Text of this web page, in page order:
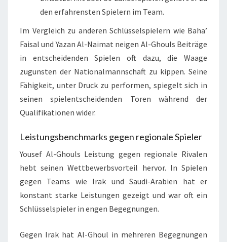
den erfahrensten Spielern im Team.
Im Vergleich zu anderen Schlüsselspielern wie Baha’
Faisal und Yazan Al-Naimat neigen Al-Ghouls Beiträge
in entscheidenden Spielen oft dazu, die Waage
zugunsten der Nationalmannschaft zu kippen. Seine
Fähigkeit, unter Druck zu performen, spiegelt sich in
seinen spielentscheidenden Toren während der
Qualifikationen wider.
Leistungsbenchmarks gegen regionale Spieler
Yousef Al-Ghouls Leistung gegen regionale Rivalen
hebt seinen Wettbewerbsvorteil hervor. In Spielen
gegen Teams wie Irak und Saudi-Arabien hat er
konstant starke Leistungen gezeigt und war oft ein
Schlüsselspieler in engen Begegnungen.
Gegen Irak hat Al-Ghoul in mehreren Begegnungen